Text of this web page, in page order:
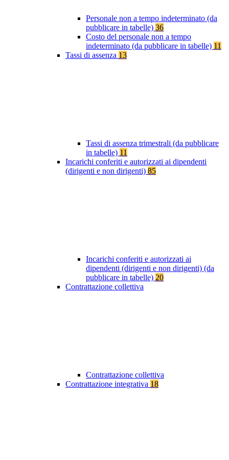
Personale non a tempo indeterminato (da
pubblicare in tabelle) 36
Costo del personale non a tempo
indeterminato (da pubblicare in tabelle) 11
Tassi di assenza 13
Tassi di assenza trimestrali (da pubblicare
in tabelle) 11
Incarichi conferiti e autorizzati ai dipendenti
(dirigenti e non dirigenti) 85
Incarichi conferiti e autorizzati ai
dipendenti (dirigenti e non dirigenti) (da
pubblicare in tabelle) 20
Contrattazione collettiva
Contrattazione collettiva
Contrattazione integrativa 18